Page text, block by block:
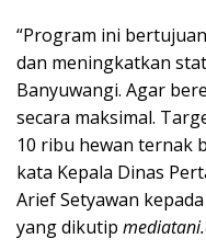
“Program ini
dan meningkatkan
Banyuwangi. Agar
secara maksimal.
10 ribu hewan ternak
kata Kepala Dinas
Arief Setyawan kepada
yang dikutip